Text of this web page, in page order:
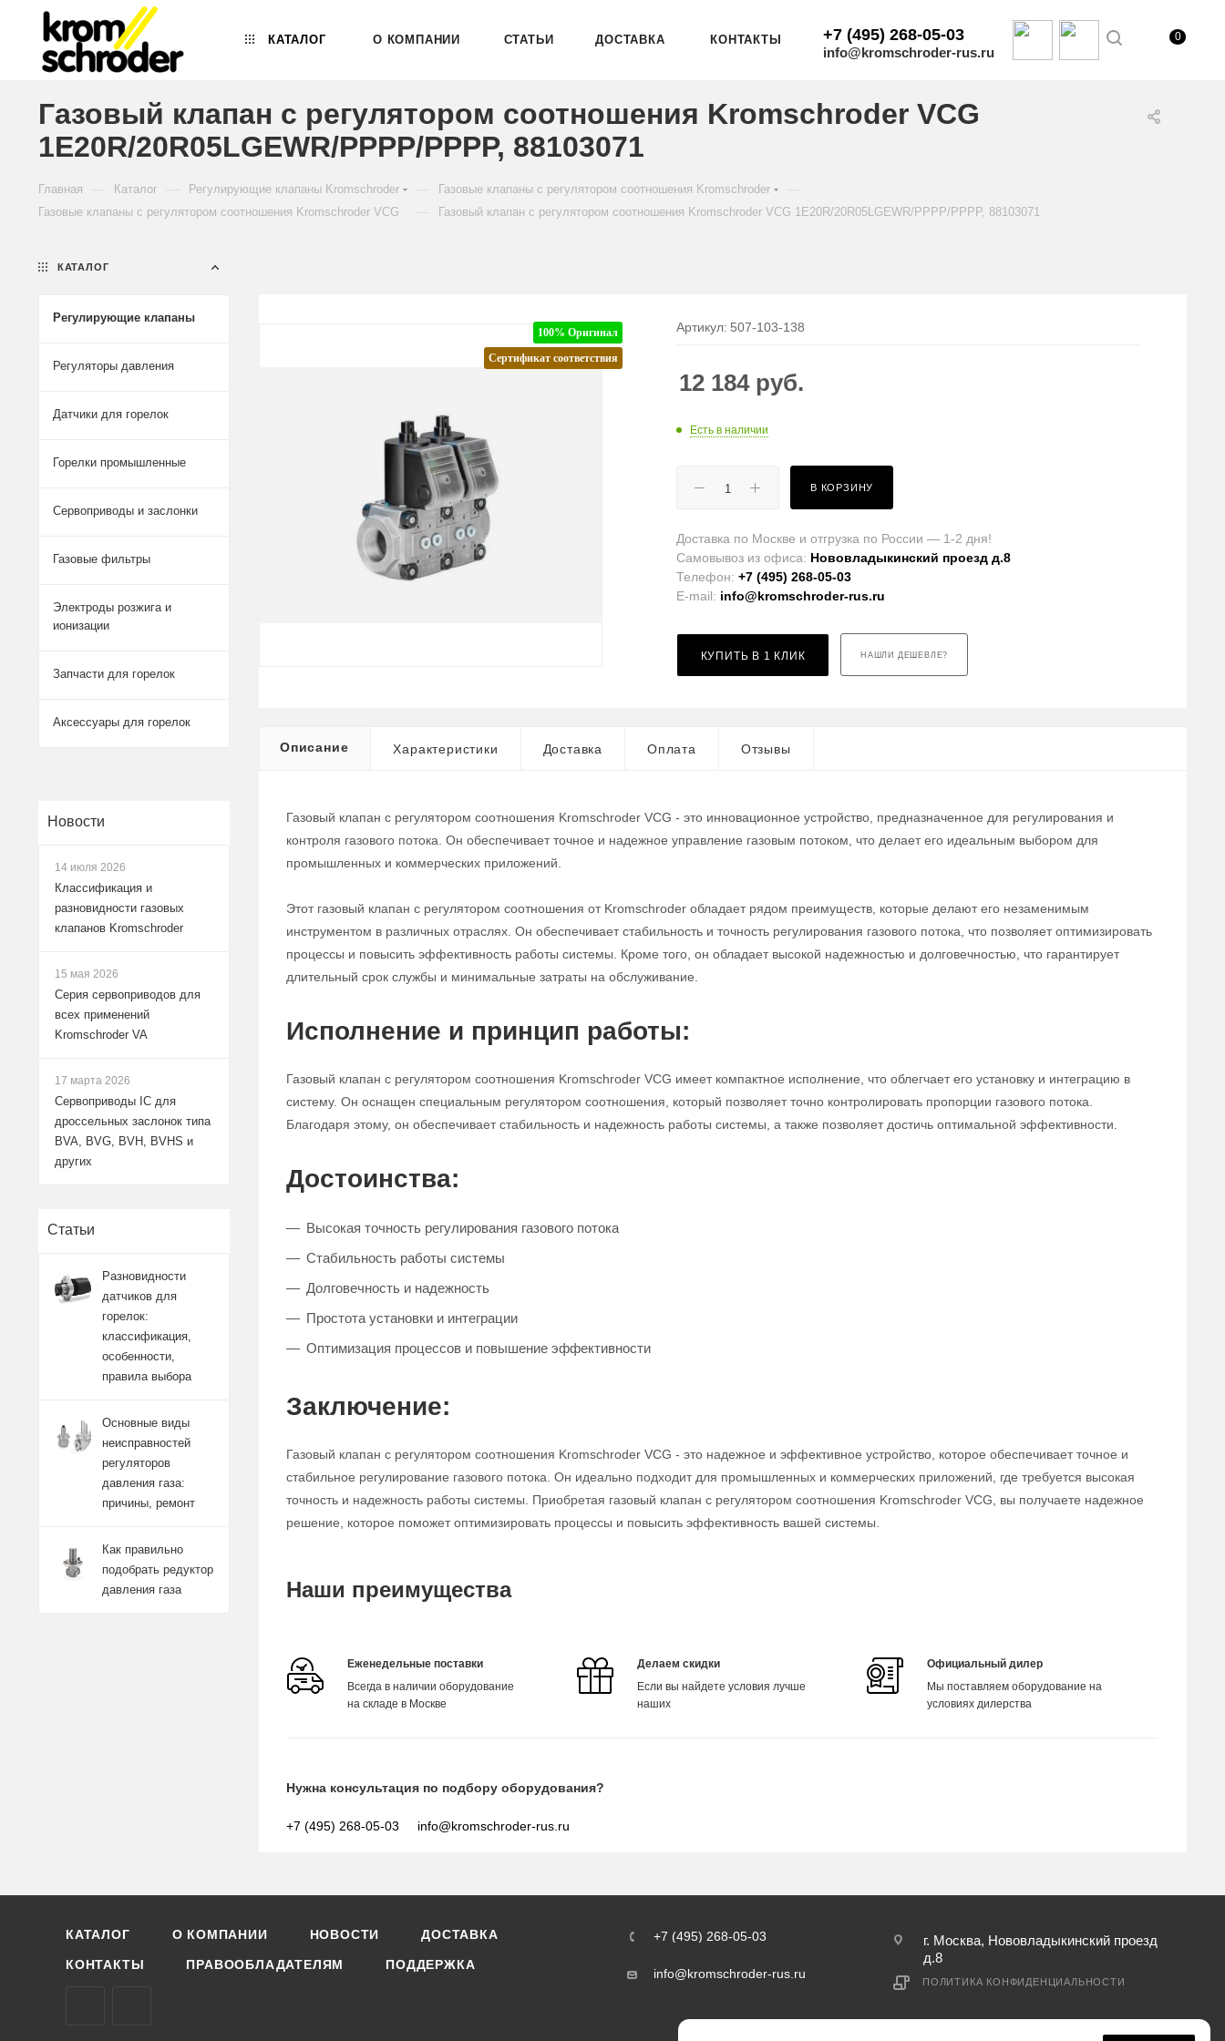
КАТАЛОГ О КОМПАНИИ СТАТЬИ ДОСТАВКА КОНТАКТЫ +7 (495) 268-05-03
info@kromschroder-rus.ru
0
Газовый клапан с регулятором соотношения Kromschroder VCG
1E20R/20R05LGEWR/PPPP/PPPP, 88103071
Главная Каталог Регулирующие клапаны Kromschroder Газовые клапаны с регулятором соотношения Kromschroder
Газовые клапаны с регулятором соотношения Kromschroder VCG Газовый клапан с регулятором соотношения Kromschroder VCG 1E20R/20R05LGEWR/PPPP/PPPP, 88103071
100% Оригинал
Сертификат соответствия
Артикул: 507-103-138
12 184руб.
Есть в наличии
В КОРЗИНУ
Доставка по Москве и отгрузка по России — 1-2 дня!
Самовывоз из офиса: Нововладыкинский проезд д.8
Телефон:+7 (495) 268-05-03
E-mail: info@kromschroder-rus.ru
КУПИТЬ В 1 КЛИК НАШЛИ ДЕШЕВЛЕ?
Описание Характеристики Доставка Оплата Отзывы
Газовый клапан с регулятором соотношения Kromschroder VCG - это инновационное устройство, предназначенное для регулирования и
контроля газового потока. Он обеспечивает точное и надежное управление газовым потоком, что делает его идеальным выбором для
промышленных и коммерческих приложений.
Этот газовый клапан с регулятором соотношения от Kromschroder обладает рядом преимуществ, которые делают его незаменимым
инструментом в различных отраслях. Он обеспечивает стабильность и точность регулирования газового потока, что позволяет оптимизировать
процессы и повысить эффективность работы системы. Кроме того, он обладает высокой надежностью и долговечностью, что гарантирует
длительный срок службы и минимальные затраты на обслуживание.
Исполнение и принцип работы:
Газовый клапан с регулятором соотношения Kromschroder VCG имеет компактное исполнение, что облегчает его установку и интеграцию в
систему. Он оснащен специальным регулятором соотношения, который позволяет точно контролировать пропорции газового потока.
Благодаря этому, он обеспечивает стабильность и надежность работы системы, а также позволяет достичь оптимальной эффективности.
Достоинства:
Высокая точность регулирования газового потока
Стабильность работы системы
Долговечность и надежность
Простота установки и интеграции
Оптимизация процессов и повышение эффективности
Заключение:
Газовый клапан с регулятором соотношения Kromschroder VCG - это надежное и эффективное устройство, которое обеспечивает точное и
стабильное регулирование газового потока. Он идеально подходит для промышленных и коммерческих приложений, где требуется высокая
точность и надежность работы системы. Приобретая газовый клапан с регулятором соотношения Kromschroder VCG, вы получаете надежное
решение, которое поможет оптимизировать процессы и повысить эффективность вашей системы.
Наши преимущества
Еженедельные поставки
Всегда в наличии оборудование
на складе в Москве
Делаем скидки
Если вы найдете условия лучше
наших
Официальный дилер
Мы поставляем оборудование на
условиях дилерства
Нужна консультация по подбору оборудования?
+7 (495) 268-05-03 info@kromschroder-rus.ru
КАТАЛОГ
Регулирующие клапаны
Регуляторы давления
Датчики для горелок
Горелки промышленные
Сервоприводы и заслонки
Газовые фильтры
Электроды розжига и
ионизации
Запчасти для горелок
Аксессуары для горелок
Новости
14 июля 2026
Классификация и
разновидности газовых
клапанов Kromschroder
15 мая 2026
Серия сервоприводов для
всех применений
Kromschroder VA
17 марта 2026
Сервоприводы IC для
дроссельных заслонок типа
BVA, BVG, BVH, BVHS и
других
Статьи
Разновидности
датчиков для
горелок:
классификация,
особенности,
правила выбора
Основные виды
неисправностей
регуляторов
давления газа:
причины, ремонт
Как правильно
подобрать редуктор
давления газа
КАТАЛОГ О КОМПАНИИ НОВОСТИ ДОСТАВКА
КОНТАКТЫ ПРАВООБЛАДАТЕЛЯМ ПОДДЕРЖКА
+7 (495) 268-05-03
info@kromschroder-rus.ru
г. Москва, Нововладыкинский проезд
д.8
ПОЛИТИКА КОНФИДЕНЦИАЛЬНОСТИ